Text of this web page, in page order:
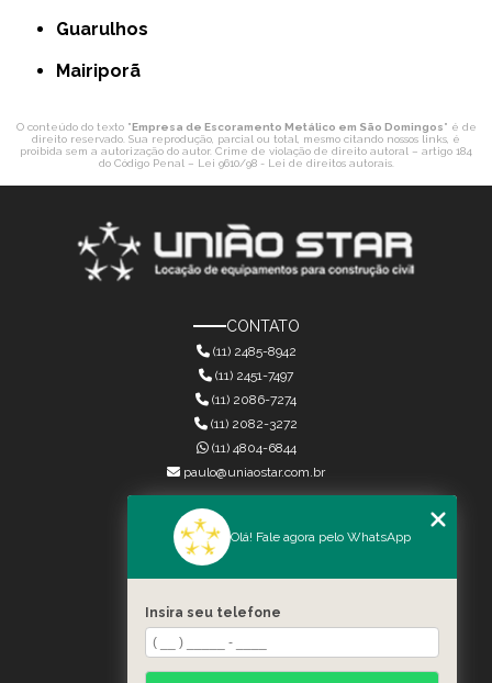
Guarulhos
Mairiporã
O conteúdo do texto "Empresa de Escoramento Metálico em São Domingos" é de
direito reservado. Sua reprodução, parcial ou total, mesmo citando nossos links, é
proibida sem a autorização do autor. Crime de violação de direito autoral – artigo 184
do Código Penal – Lei 9610/98 - Lei de direitos autorais.
CONTATO
(11) 2485-8942
(11) 2451-7497
(11) 2086-7274
(11) 4804-6844
(11) 2082-3272
paulo@uniaostar.com.br
MENU
QUEM SOMOS
SERVIÇOS
CONTATO
CATEGORIAS
MAPA DO SITE
Olá! Fale agora pelo WhatsApp
Insira seu telefone